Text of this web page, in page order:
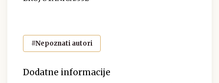
#Nepoznati autori
Dodatne informacije